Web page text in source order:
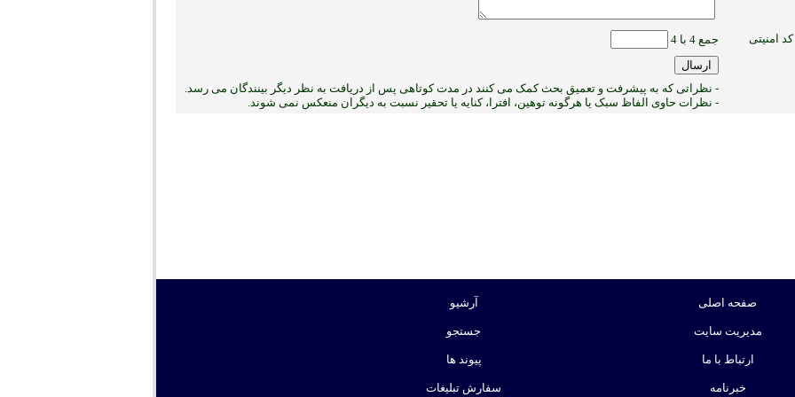
کد امنیتی جمع 4 با 4
- نظراتی که به پیشرفت و تعمیق بحث کمک می کنند در مدت کوتاهی پس از دریافت به نظر دیگر بینندگان می رسد.
- نظرات حاوی الفاظ سبک یا هرگونه توهین، افترا، کنایه یا تحقیر نسبت به دیگران منعکس نمی ‏شوند.
صفحه اصلی
مدیریت سایت
ارتباط با ما
خبرنامه
آرشیو
جستجو
پیوند ها
سفارش تبلیغات